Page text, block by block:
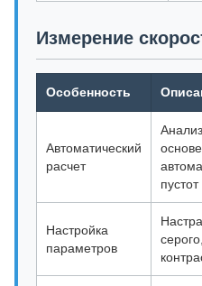
Измерение
Особенность
Автоматический
расчет
Настройка
параметров